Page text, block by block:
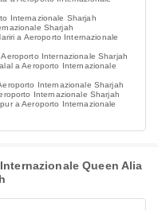
Internazionale Sharjah
Sharjah
a Aeroporto Internazionale
Internazionale Sharjah
a Aeroporto Internazionale
Internazionale Sharjah
Internazionale Sharjah
a Aeroporto Internazionale
Queen Alia